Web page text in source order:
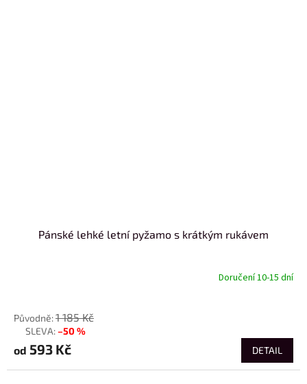
Pánské lehké letní pyžamo s krátkým rukávem
Doručení 10-15 dní
1 185 Kč
–50 %
od 593 Kč DETAIL